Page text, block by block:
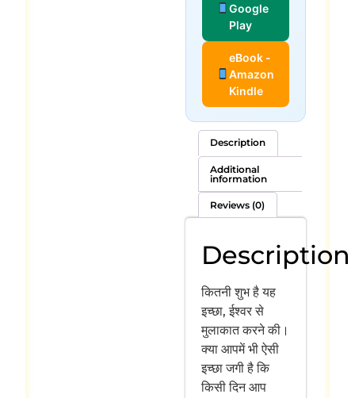
Google
Play
eBook -
Amazon
Kindle
Description
Additional
information
Reviews (0)
Description
कितनी शुभ है यह
इच्छा, ईश्वर से
मुलाकात करने की।
क्या आपमें भी ऐसी
इच्छा जगी है कि
किसी दिन आप